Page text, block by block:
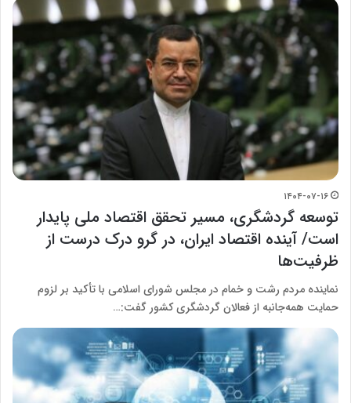
۱۴۰۴-۰۷-۱۶
توسعه گردشگری، مسیر تحقق اقتصاد ملی پایدار
است/ آینده اقتصاد ایران، در گرو درک درست از
ظرفیت‌ها
نماینده مردم رشت و خمام در مجلس شورای اسلامی با تأکید بر لزوم
حمایت همه‌جانبه از فعالان گردشگری کشور گفت:…